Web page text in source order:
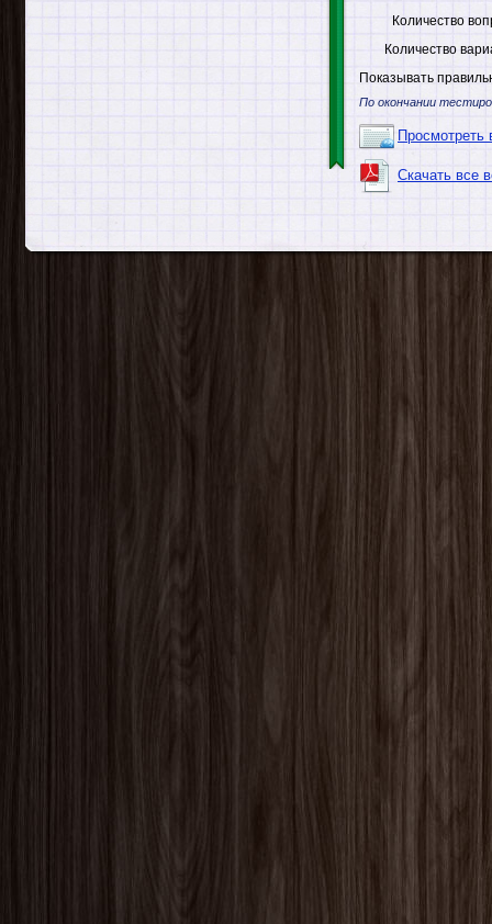
Количество
Количество
Показывать
По окончании
Просмотреть
Скачать все